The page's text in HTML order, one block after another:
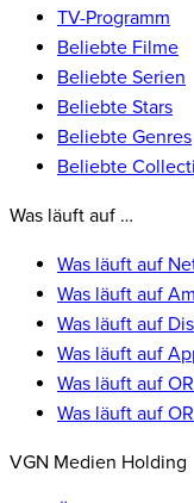
TV-Programm
Beliebte Filme
Beliebte Serien
Beliebte Stars
Beliebte Genres
Beliebte
Was läuft auf …
Was läuft auf
Was läuft auf
Was läuft auf
Was läuft auf
Was läuft auf
Was läuft auf
VGN Medien Holding